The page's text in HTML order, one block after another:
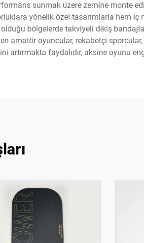
sunmak üzere zemine monte
yönelik özel tasarımlarla hem iç
olduğu bölgelerde takviyeli dikiş
amatör oyuncular, rekabetçi
artırmakta faydalıdır, aksine oyunu